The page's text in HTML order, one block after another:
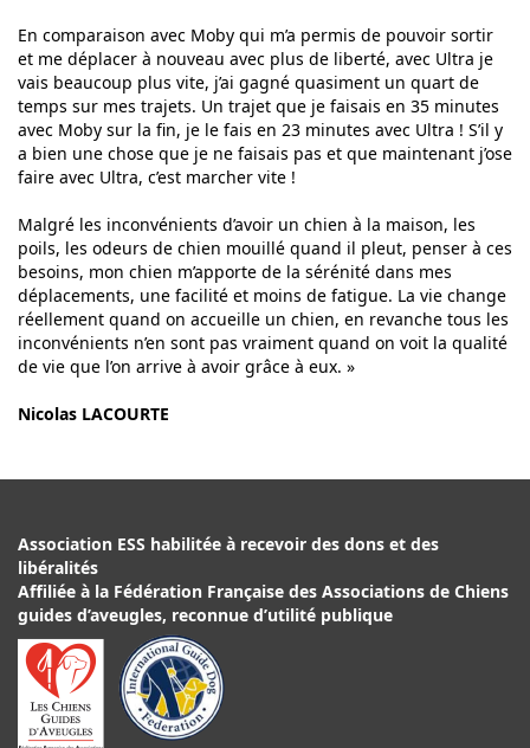
En comparaison avec Moby qui m’a permis de pouvoir sortir
et me déplacer à nouveau avec plus de liberté, avec Ultra je
vais beaucoup plus vite, j’ai gagné quasiment un quart de
temps sur mes trajets. Un trajet que je faisais en 35 minutes
avec Moby sur la fin, je le fais en 23 minutes avec Ultra ! S’il y
a bien une chose que je ne faisais pas et que maintenant j’ose
faire avec Ultra, c’est marcher vite !
Malgré les inconvénients d’avoir un chien à la maison, les
poils, les odeurs de chien mouillé quand il pleut, penser à ces
besoins, mon chien m’apporte de la sérénité dans mes
déplacements, une facilité et moins de fatigue. La vie change
réellement quand on accueille un chien, en revanche tous les
inconvénients n’en sont pas vraiment quand on voit la qualité
de vie que l’on arrive à avoir grâce à eux. »
Nicolas LACOURTE
Association ESS habilitée à recevoir des dons et des
libéralités
Affiliée à la Fédération Française des Associations de Chiens
guides d’aveugles, reconnue d’utilité publique